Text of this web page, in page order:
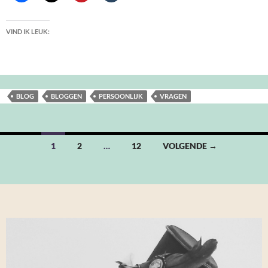
VIND IK LEUK:
BLOG BLOGGEN PERSOONLIJK VRAGEN
Berichten
1 2 … 12 VOLGENDE →